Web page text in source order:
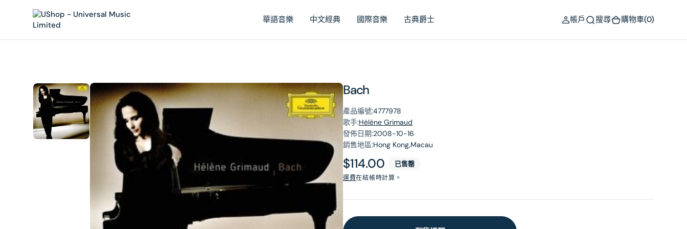
華語音樂 中文經典 國際音樂 古典爵士 帳戶 搜尋 購物車(0)
Bach
產品編號:4777978
歌手:Hélène Grimaud
發佈日期:2008-10-16
銷售地區:Hong Kong,Macau
原
價
$114.00 已售罄
運費在結帳時計算。
在